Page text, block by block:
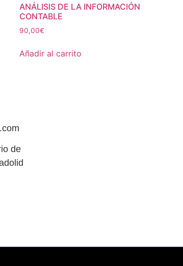
ANÁLISIS DE LA INFORMACIÓN
CONTABLE
90,00€
Añadir al carrito
de